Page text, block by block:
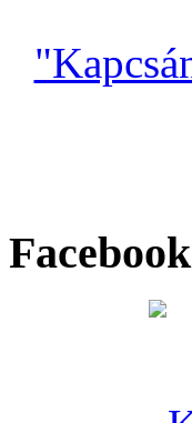
Facebook